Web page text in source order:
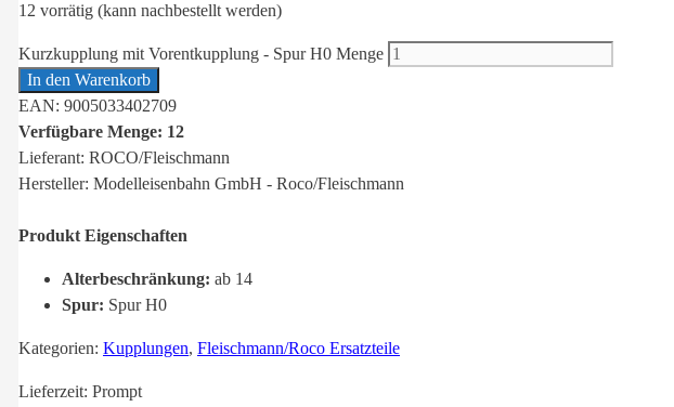
12 vorrätig (kann nachbestellt werden)
Kurzkupplung mit Vorentkupplung - Spur H0 Menge
In den Warenkorb
EAN: 9005033402709
Verfügbare Menge: 12
Lieferant: ROCO/Fleischmann
Hersteller: Modelleisenbahn GmbH - Roco/Fleischmann
Produkt Eigenschaften
Alterbeschränkung: ab 14
Spur: Spur H0
Kategorien: Kupplungen, Fleischmann/Roco Ersatzteile
Lieferzeit: Prompt